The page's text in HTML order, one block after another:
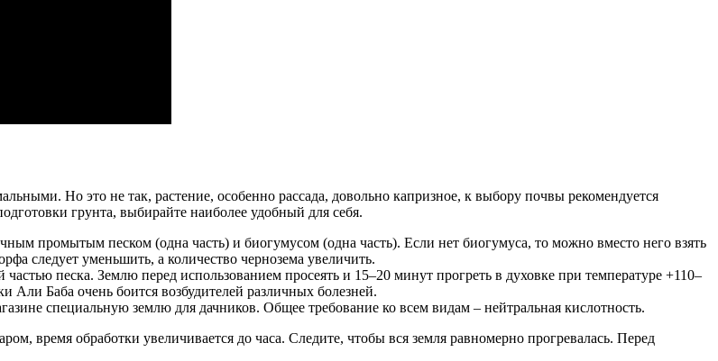
Но это не так, растение, особенно рассада, довольно капризное, к выбору почвы рекомендуется
грунта, выбирайте наиболее удобный для себя.
промытым песком (одна часть) и биогумусом (одна часть). Если нет биогумуса, то можно вместо него взять
следует уменьшить, а количество чернозема увеличить.
песка. Землю перед использованием просеять и 15­–20 минут прогреть в духовке при температуре +110–
Али Баба очень боится возбудителей различных болезней.
специальную землю для дачников. Общее требование ко всем видам – нейтральная кислотность.
время обработки увеличивается до часа. Следите, чтобы вся земля равномерно прогревалась. Перед